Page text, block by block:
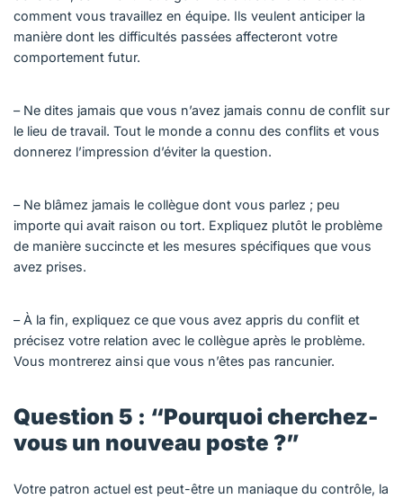
comment vous travaillez en équipe. Ils veulent anticiper la
manière dont les difficultés passées affecteront votre
comportement futur.
– Ne dites jamais que vous n’avez jamais connu de conflit sur
le lieu de travail. Tout le monde a connu des conflits et vous
donnerez l’impression d’éviter la question.
– Ne blâmez jamais le collègue dont vous parlez ; peu
importe qui avait raison ou tort. Expliquez plutôt le problème
de manière succincte et les mesures spécifiques que vous
avez prises.
– À la fin, expliquez ce que vous avez appris du conflit et
précisez votre relation avec le collègue après le problème.
Vous montrerez ainsi que vous n’êtes pas rancunier.
Question 5 : “Pourquoi cherchez-
vous un nouveau poste ?”
Votre patron actuel est peut-être un maniaque du contrôle, la